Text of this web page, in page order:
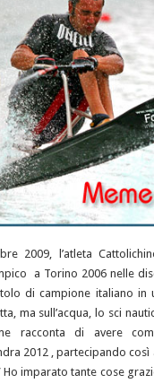
2009, l’atleta
a Torino 2006 nelle
di campione italiano in
ma sull’acqua, lo sci
racconta di avere
2012 , partecipando così
imparato tante cose